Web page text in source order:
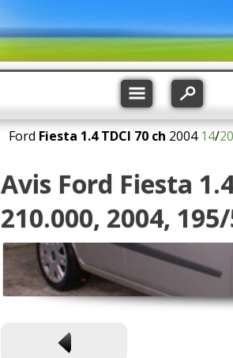
Ford Fiesta 1.4 TDCI 70 ch 2004 14/20
Avis Ford Fiesta
210.000, 2004,